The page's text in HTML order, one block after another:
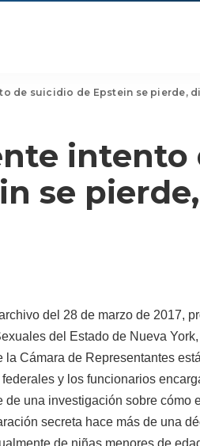
de suicidio de Epstein se pierde,
intento
se